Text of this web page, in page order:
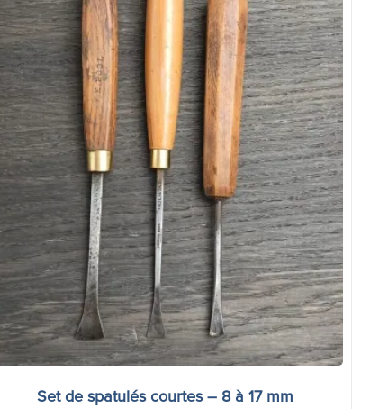
Set de spatulés courtes – 8 à 17 mm